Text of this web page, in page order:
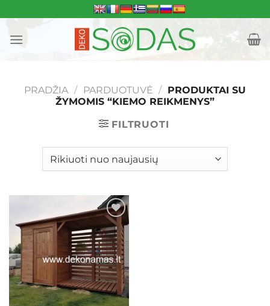
to
content
PRADŽIA / PARDUOTUVĖ / PRODUKTAI SU
ŽYMOMIS “KIEMO REIKMENYS”
FILTRUOTI
Mėgstamiausias